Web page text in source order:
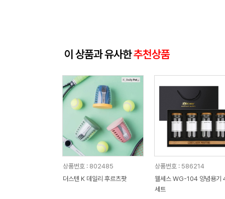
이 상품과 유사한추천상품
상품번호 : 802485
더스텐 K 데일리 후르츠팟
상품번호 : 586214
웰세스 WG-104 양념용기
세트